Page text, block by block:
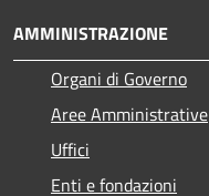
AMMINISTRAZIONE
Organi di Governo
Aree Amministrative
Uffici
Enti e fondazioni